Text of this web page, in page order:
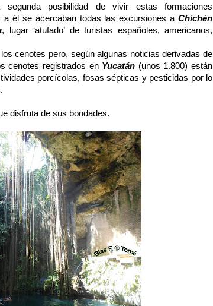
posibilidad de vivir estas formaciones
a él se acercaban todas las excursiones a Chichén
, lugar ‘atufado’ de turistas españoles, americanos,
cenotes pero, según algunas noticias derivadas de
cenotes registrados en Yucatán (unos 1.800) están
porcícolas, fosas sépticas y pesticidas por lo
disfruta de sus bondades.